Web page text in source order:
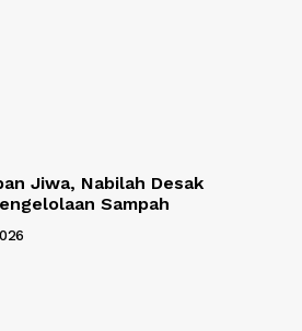
Jiwa, Nabilah Desak
Sampah